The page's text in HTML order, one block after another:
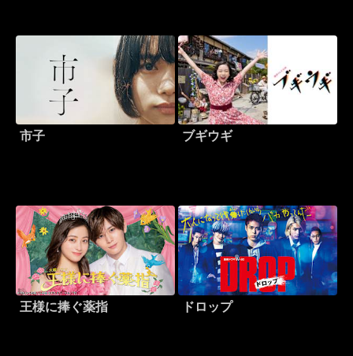
市子 ブギウギ
王様に捧ぐ薬指 ドロップ